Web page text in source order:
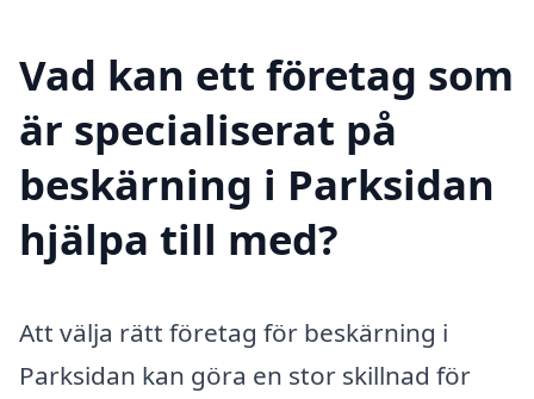
Vad kan ett företag som
är specialiserat på
beskärning i Parksidan
hjälpa till med?
Att välja rätt företag för beskärning i
Parksidan kan göra en stor skillnad för